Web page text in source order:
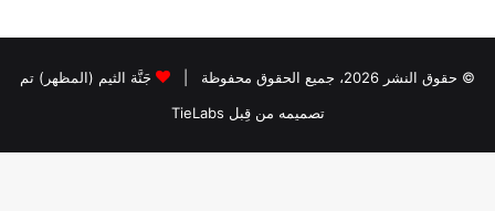
© حقوق النشر 2026، جميع الحقوق محفوظة |
جَنَّة الثيم (المظهر) تم
تصميمه من قِبل TieLabs